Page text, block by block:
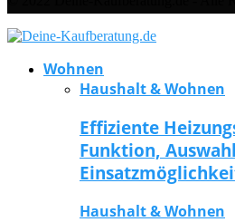
Wohnen
Haushalt & Wohnen
Effiziente
Funktion,
Haushalt & Wohnen